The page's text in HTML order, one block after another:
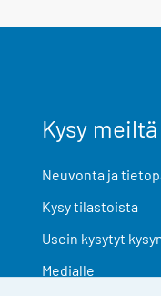
Kysy meiltä
Neuvonta ja
Kysy tilastoista
Usein kysytyt
Medialle